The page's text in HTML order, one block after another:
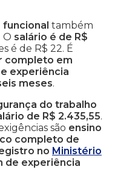
também
O salário é de R$
é de R$ 22. É
completo em
experiência
meses.
do trabalho
de R$ 2.435,55.
são ensino
completo de
no Ministério
de experiência